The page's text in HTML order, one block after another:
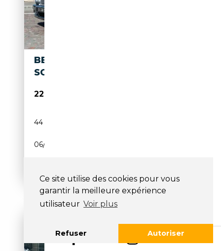
Ce site utilise des cookies pour vous
garantir la meilleure expérience
utilisateur Voir plus
Refuser Autoriser
BENTLEY CONTINENTAL
SC
220 000€
44 500 km
06/2000